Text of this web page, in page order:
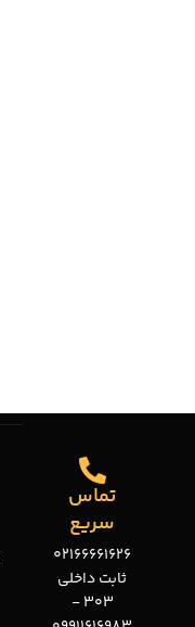
تماس
سریع
02166661626
ثابت داخلی
303 -